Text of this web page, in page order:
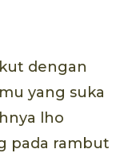
dengan
yang suka
lho
pada rambut